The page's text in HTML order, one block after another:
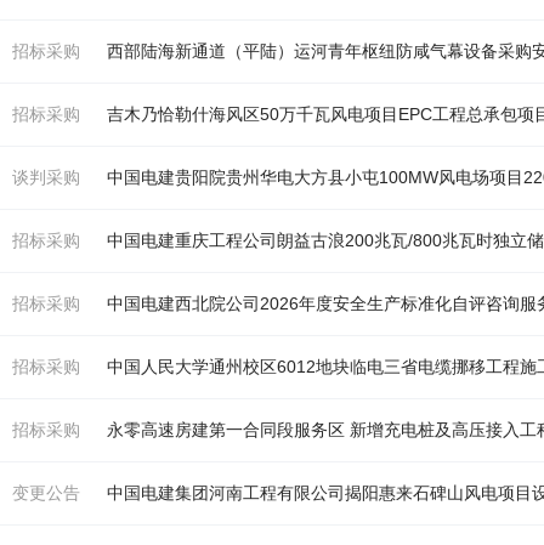
招标采购 西部陆海新通道（平陆）运河青年枢纽防咸气幕设备采购
招标采购 吉木乃恰勒什海风区50万千瓦风电项目EPC工程总承包项
谈判采购 中国电建贵阳院贵州华电大方县小屯100MW风电场项目
招标采购 中国电建重庆工程公司朗益古浪200兆瓦/800兆瓦时独立
招标采购 中国电建西北院公司2026年度安全生产标准化自评咨询服务项目公司2026
招标采购 中国人民大学通州校区6012地块临电三省电缆挪移工程施
招标采购 永零高速房建第一合同段服务区 新增充电桩及高压接入工
变更公告 中国电建集团河南工程有限公司揭阳惠来石碑山风电项目